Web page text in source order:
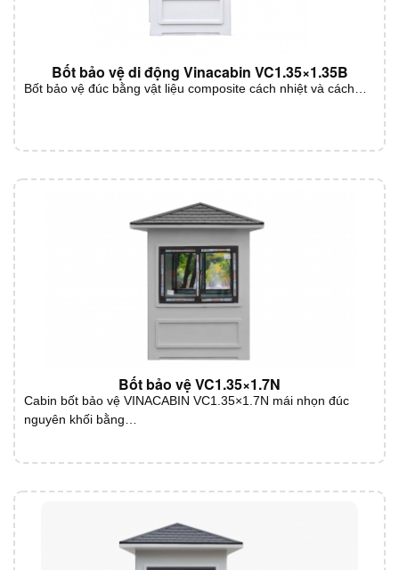
Bốt bảo vệ di động Vinacabin VC1.35×1.35B
Bốt bảo vệ đúc bằng vật liệu composite cách nhiệt và cách…
Bốt bảo vệ VC1.35×1.7N
Cabin bốt bảo vệ VINACABIN VC1.35×1.7N mái nhọn đúc
nguyên khối bằng…